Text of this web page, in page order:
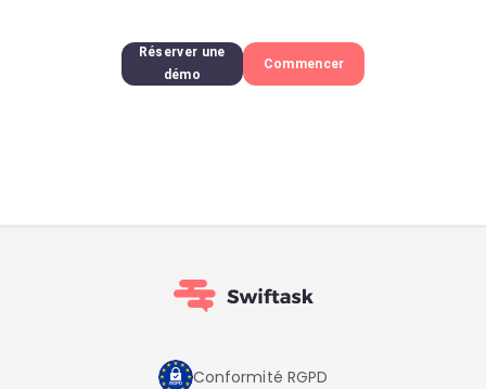
Réserver une
démo
Commencer
Conformité RGPD